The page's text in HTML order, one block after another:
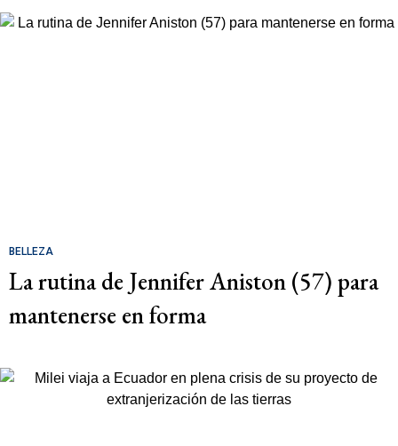
BELLEZA
La rutina de Jennifer Aniston (57) para
mantenerse en forma